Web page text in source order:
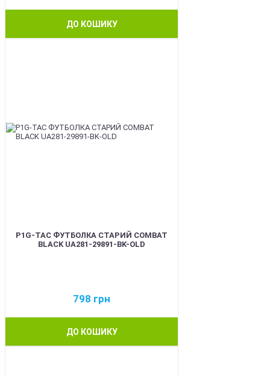
ДО КОШИКУ
P1G-TAC ФУТБОЛКА СТАРИЙ COMBAT
BLACK UA281-29891-BK-OLD
798 грн
ДО КОШИКУ